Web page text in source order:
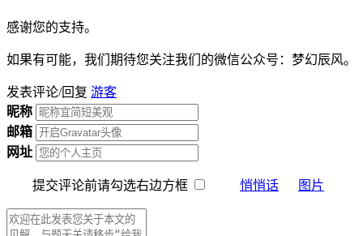
感谢您的支持。
如果有可能，我们期待您关注我们的微信公众号：梦幻辰风。
发表评论/回复 游客
昵称
邮箱
网址
提交评论前请勾选右边方框 悄悄话 图片